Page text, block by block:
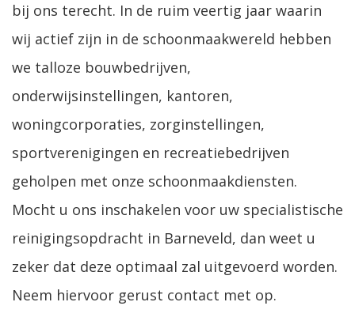
bij ons terecht. In de ruim veertig jaar waarin
wij actief zijn in de schoonmaakwereld hebben
we talloze bouwbedrijven,
onderwijsinstellingen, kantoren,
woningcorporaties, zorginstellingen,
sportverenigingen en recreatiebedrijven
geholpen met onze schoonmaakdiensten.
Mocht u ons inschakelen voor uw specialistische
reinigingsopdracht in Barneveld, dan weet u
zeker dat deze optimaal zal uitgevoerd worden.
Neem hiervoor gerust contact met op.